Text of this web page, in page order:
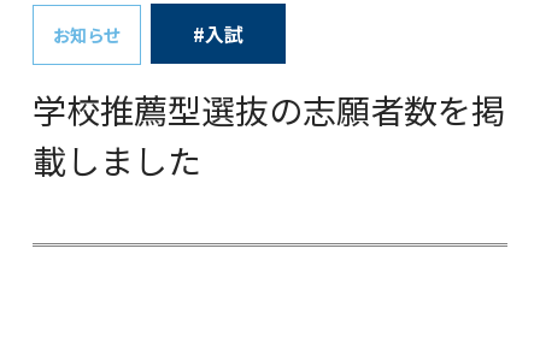
お知らせ #入試
学校推薦型選抜の志願者数を掲
載しました